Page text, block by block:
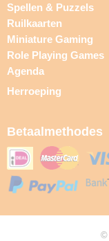
Spellen & Puzzels
Ruilkaarten
Miniature Gaming
Role Playing Games
Agenda
Herroeping
Betaalmethodes
©